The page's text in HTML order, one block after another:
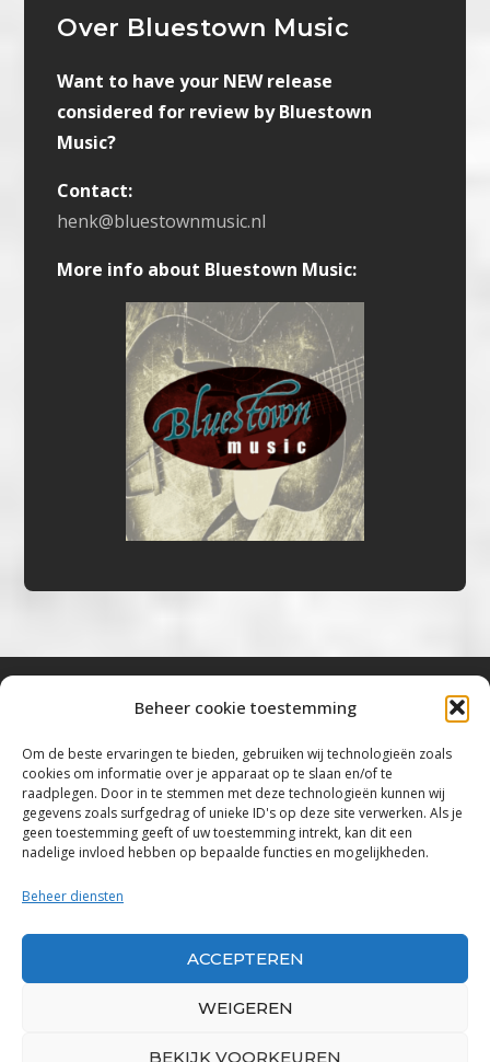
Beheer cookie toestemming
Om de beste ervaringen te bieden, gebruiken wij technologieën zoals
cookies om informatie over je apparaat op te slaan en/of te
raadplegen. Door in te stemmen met deze technologieën kunnen wij
gegevens zoals surfgedrag of unieke ID's op deze site verwerken. Als je
geen toestemming geeft of uw toestemming intrekt, kan dit een
nadelige invloed hebben op bepaalde functies en mogelijkheden.
Beheer diensten
ACCEPTEREN
WEIGEREN
BEKIJK VOORKEUREN
Over Bluestown Music
Want to have your NEW release
considered for review by Bluestown
Music?
Contact:
henk@bluestownmusic.nl
More info about Bluestown Music:
“Voor de mooiste Blues, Rock, Roots &
Americana”
Copyright 2019 – 2026 Bluestown Music – All
Powered by Bluestown Music